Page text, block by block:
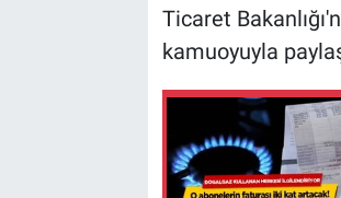
Ticaret
kamuoyuyla